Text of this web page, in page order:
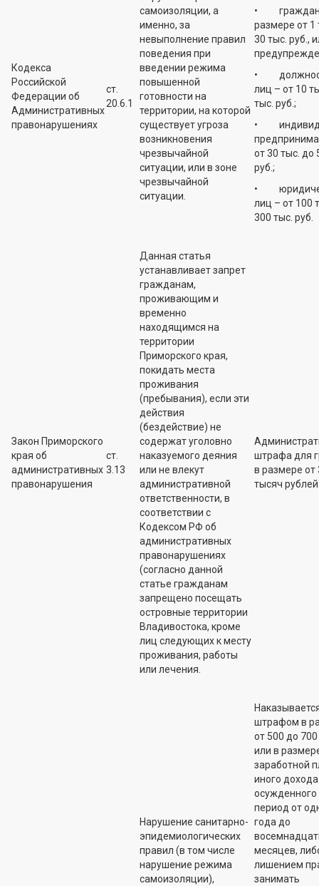
Кодекса
Российской
Федерации об
Административных
правонарушениях
ст.
20.6.1
самоизоляции, а
именно, за
невыполнение правил
поведения при
введении режима
повышенной
готовности на
территории, на которой
существует угроза
возникновения
чрезвычайной
ситуации, или в зоне
чрезвычайной
ситуации.
• граждан
размере от 1
30 тыс. руб.,
•
лиц – от 10
тыс. руб.;
•
от 30 тыс. до
руб.;
•
лиц – от 100
300 тыс. руб.
Закон Приморского
края об
административных
правонарушения
ст.
3.13
Данная статья
устанавливает запрет
гражданам,
проживающим и
временно
находящимся на
территории
Приморского края,
покидать места
проживания
(пребывания), если эти
действия
(бездействие) не
содержат уголовно
наказуемого деяния
или не влекут
административной
ответственности, в
соответствии с
Кодексом РФ об
административных
правонарушениях
(согласно данной
статье гражданам
запрещено посещать
островные территории
Владивостока, кроме
лиц следующих к месту
проживания, работы
или лечения.
штрафа для
в размере от
тысяч
Нарушение санитарно-
эпидемиологических
правил (в том числе
нарушение режима
самоизоляции),
штрафом в
от 500 до 700
или в
заработной
иного дохода
осужденного
период от
года до
месяцев,
лишением
занимать